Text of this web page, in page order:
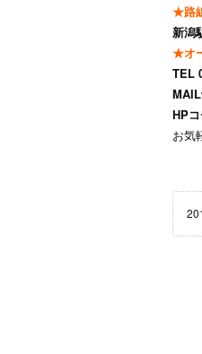
★路
新潟
★オ
TEL
MAIL
HP
お気